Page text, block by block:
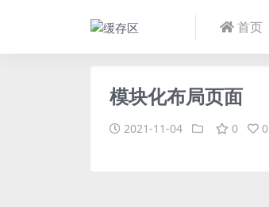
首页
模块化布局页面
2021-11-04 0 0